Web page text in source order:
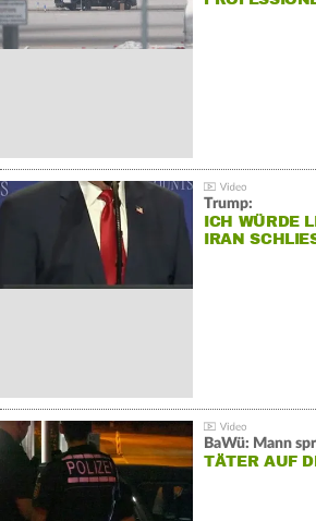
Trump:
ICH WÜRDE
IRAN
TÄTER AUF